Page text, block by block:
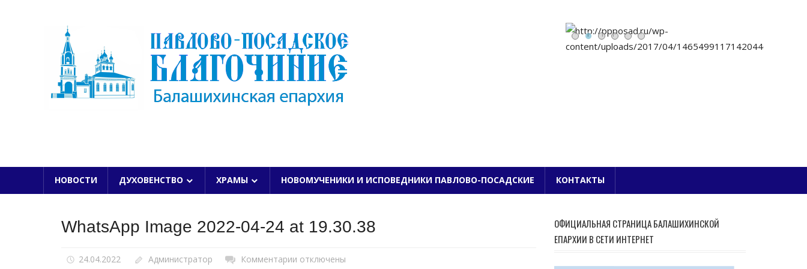
ПАВЛОВО-ПОСАДСКОЕ БЛАГОЧИНИЕ
НОВОСТИ ДУХОВЕНСТВО ХРАМЫ НОВОМУЧЕНИКИ И ИСПОВЕДНИКИ ПАВЛОВО-ПОСАДСКИЕ КОНТАКТЫ
WhatsApp Image 2022-04-24 at 19.30.38
24.04.2022 Администратор Комментарии котключены
ОФИЦИАЛЬНАЯ СТРАНИЦА БАЛАШИХИНСКОЙ
ЕПАРХИИ В СЕТИ ИНТЕРНЕТ